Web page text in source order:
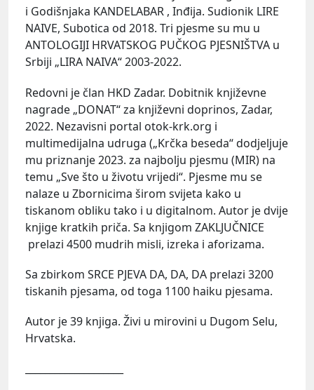
i Godišnjaka KANDELABAR , Inđija. Sudionik LIRE
NAIVE, Subotica od 2018. Tri pjesme su mu u
ANTOLOGIJI HRVATSKOG PUČKOG PJESNIŠTVA u
Srbiji „LIRA NAIVA“ 2003-2022.
Redovni je član HKD Zadar. Dobitnik književne
nagrade „DONAT“ za književni doprinos, Zadar,
2022. Nezavisni portal otok-krk.org i
multimedijalna udruga („Krčka beseda“ dodjeljuje
mu priznanje 2023. za najbolju pjesmu (MIR) na
temu „Sve što u životu vrijedi“. Pjesme mu se
nalaze u Zbornicima širom svijeta kako u
tiskanom obliku tako i u digitalnom. Autor je dvije
knjige kratkih priča. Sa knjigom ZAKLJUČNICE
prelazi 4500 mudrih misli, izreka i aforizama.
Sa zbirkom SRCE PJEVA DA, DA, DA prelazi 3200
tiskanih pjesama, od toga 1100 haiku pjesama.
Autor je 39 knjiga. Živi u mirovini u Dugom Selu,
Hrvatska.